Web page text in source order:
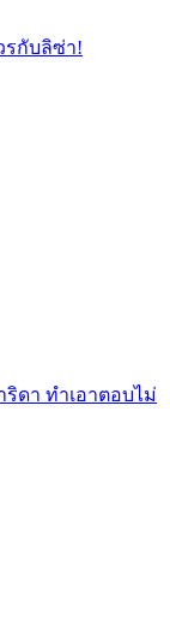
รกับลิซ่า!
ดา ทำเอาตอบไม่